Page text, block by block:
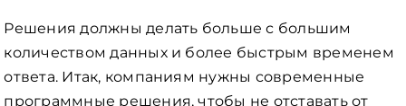
Решения должны делать больше с большим
количеством данных и более быстрым временем
ответа. Итак, компаниям нужны современные
программные решения, чтобы не отставать от